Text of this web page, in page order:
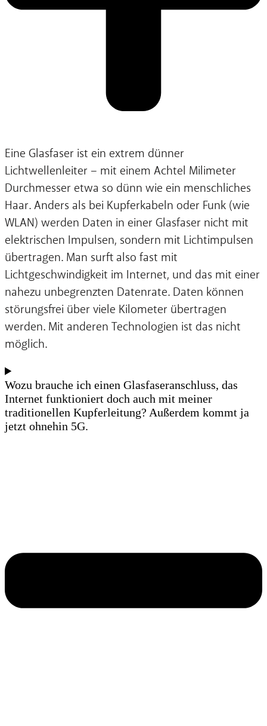
Eine Glasfaser ist ein extrem dünner
Lichtwellenleiter – mit einem Achtel Milimeter
Durchmesser etwa so dünn wie ein menschliches
Haar. Anders als bei Kupferkabeln oder Funk (wie
WLAN) werden Daten in einer Glasfaser nicht mit
elektrischen Impulsen, sondern mit Lichtimpulsen
übertragen. Man surft also fast mit
Lichtgeschwindigkeit im Internet, und das mit einer
nahezu unbegrenzten Datenrate. Daten können
störungsfrei über viele Kilometer übertragen
werden. Mit anderen Technologien ist das nicht
möglich.
Wozu brauche ich einen Glasfaseranschluss, das
Internet funktioniert doch auch mit meiner
traditionellen Kupferleitung? Außerdem kommt ja
jetzt ohnehin 5G.